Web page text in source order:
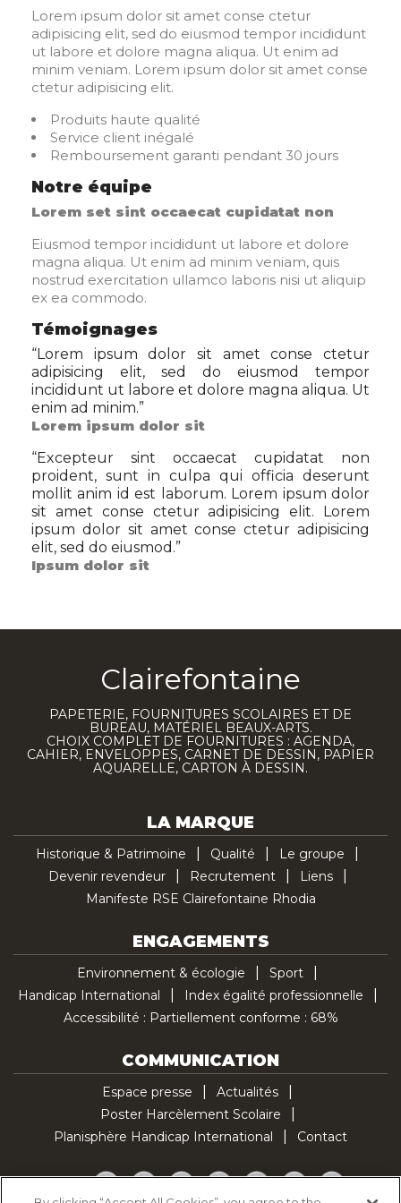
Lorem ipsum dolor sit amet conse ctetur
adipisicing elit, sed do eiusmod tempor incididunt
ut labore et dolore magna aliqua. Ut enim ad
minim veniam. Lorem ipsum dolor sit amet conse
ctetur adipisicing elit.
Produits haute qualité
Service client inégalé
Remboursement garanti pendant 30 jours
Notre équipe
Lorem set sint occaecat cupidatat non
Eiusmod tempor incididunt ut labore et dolore
magna aliqua. Ut enim ad minim veniam, quis
nostrud exercitation ullamco laboris nisi ut aliquip
ex ea commodo.
Témoignages
“Lorem ipsum dolor sit amet conse ctetur
adipisicing elit, sed do eiusmod tempor
incididunt ut labore et dolore magna aliqua. Ut
enim ad minim.”
Lorem ipsum dolor sit
“Excepteur sint occaecat cupidatat non
proident, sunt in culpa qui officia deserunt
mollit anim id est laborum. Lorem ipsum dolor
sit amet conse ctetur adipisicing elit. Lorem
ipsum dolor sit amet conse ctetur adipisicing
elit, sed do eiusmod.”
Ipsum dolor sit
Clairefontaine
PAPETERIE, FOURNITURES SCOLAIRES ET DE
BUREAU, MATÉRIEL BEAUX-ARTS.
CHOIX COMPLET DE FOURNITURES : AGENDA,
CAHIER, ENVELOPPES, CARNET DE DESSIN, PAPIER
AQUARELLE, CARTON À DESSIN.
LA MARQUE
Historique & Patrimoine Qualité
Le groupe
Devenir revendeur
Recrutement
Liens
Manifeste RSE Clairefontaine Rhodia
ENGAGEMENTS
Environnement & écologie
Sport
Handicap International
Index égalité professionnelle
Accessibilité : Partiellement conforme : 68%
COMMUNICATION
Espace presse
Actualités
Poster Harcèlement Scolaire
Planisphère Handicap International
Contact
Facebook
TwitterYouTubePinterestInstagramLinkedInTikTok